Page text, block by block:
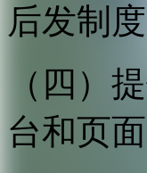
后发制度
（四）
台和页